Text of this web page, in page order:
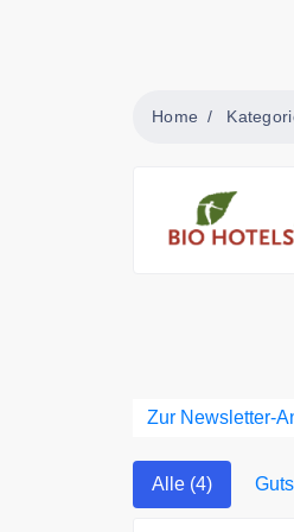
Home
Zur Newsletter-
Alle (4)